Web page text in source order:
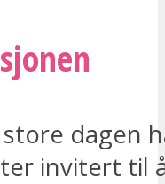
dagen
invitert til